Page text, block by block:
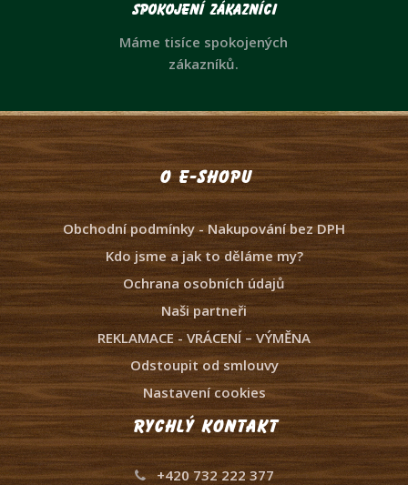
Spokojení zákazníci
Máme tisíce spokojených
zákazníků.
O e-shopu
Obchodní podmínky - Nakupování bez DPH
Kdo jsme a jak to děláme my?
Ochrana osobních údajů
Naši partneři
REKLAMACE - VRÁCENÍ – VÝMĚNA
Odstoupit od smlouvy
Nastavení cookies
Rychlý kontakt
+420 732 222 377